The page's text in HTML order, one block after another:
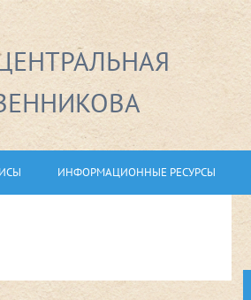
ИНФОРМАЦИОННЫЕ РЕСУРСЫ